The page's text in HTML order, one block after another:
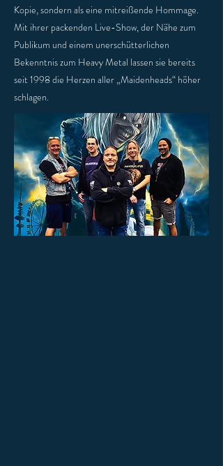
Kopie, sondern als eine mitreißende Hommage.
Mit ihrer packenden Live-Show, der Nähe zum
Publikum und einem unerschütterlichen
Bekenntnis zum Heavy Metal lassen sie bereits
seit 1998 die Herzen aller „Maidenheads“ höher
schlagen.